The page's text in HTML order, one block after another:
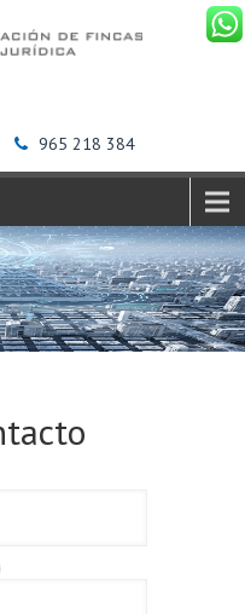
965 218 384